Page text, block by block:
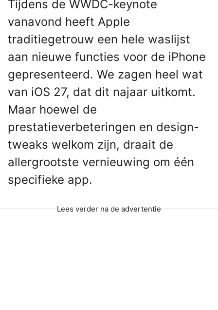
Tijdens de WWDC-keynote
vanavond heeft Apple
traditiegetrouw een hele waslijst
aan nieuwe functies voor de iPhone
gepresenteerd. We zagen heel wat
van iOS 27, dat dit najaar uitkomt.
Maar hoewel de
prestatieverbeteringen en design-
tweaks welkom zijn, draait de
allergrootste vernieuwing om één
specifieke app.
Lees verder na de advertentie